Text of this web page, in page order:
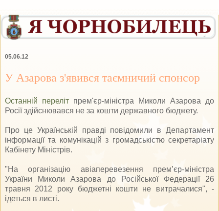
05.06.12
У Азарова з'явився таємничий спонсор
Останній переліт прем'єр-міністра Миколи Азарова до
Росії здійснювався не за кошти державного бюджету.
Про це Українській правді повідомили в Департамент
інформації та комунікацій з громадськістю секретаріату
Кабінету Міністрів.
"На організацію авіаперевезення прем’єр-міністра
України Миколи Азарова до Російської Федерації 26
травня 2012 року бюджетні кошти не витрачалися", -
ідеться в листі.